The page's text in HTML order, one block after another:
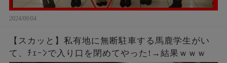
2024/09/04
【スカッと】私有地に無断駐車する馬鹿学生がい
て、ﾁｪｰﾝで入り口を閉めてやった!→結果ｗｗｗ